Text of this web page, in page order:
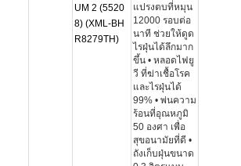
UM 2 (5520
8) (XML-BH
R8279TH)
แปรงตบที่หมุน
12000 รอบต่อ
นาที ช่วยให้ดูด
ไรฝุ่นได้ลึกมาก
ขึ้น • หลอดไฟยู
วี ที่ฆ่าเชื้อโรค
และไรฝุ่นได้
99% • พ่นความ
ร้อนที่อุณหภูมิ
50 องศา เพื่อ
สุขอนามัยที่ดี •
ถังเก็บฝุ่นขนาด